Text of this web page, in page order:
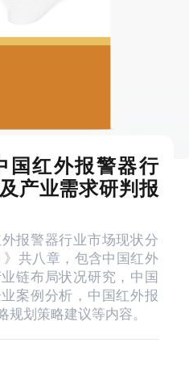
红外报警器行
产业需求研判报
报警器行业市场现状分
共八章，包含中国红外
链布局状况研究，中国
案例分析，中国红外报
划策略建议等内容。